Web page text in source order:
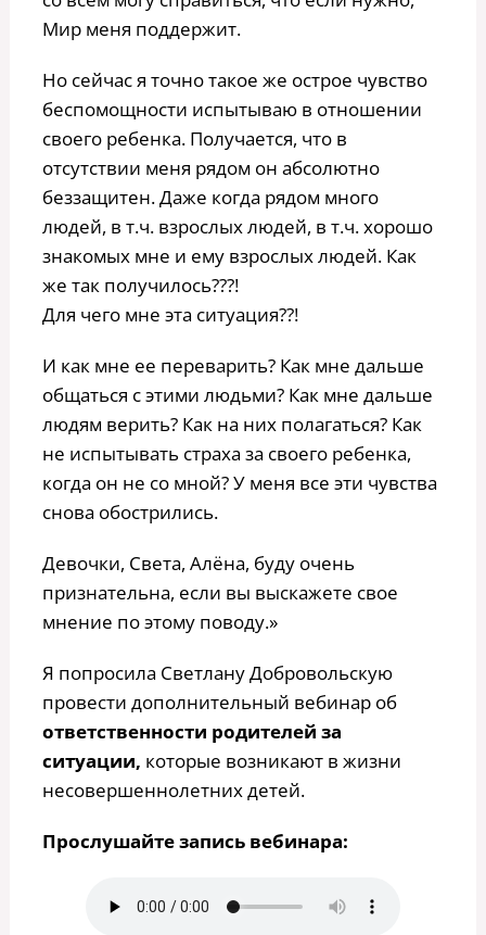
Мир меня поддержит.
Но сейчас я точно такое же острое чувство
беспомощности испытываю в отношении
своего ребенка. Получается, что в
отсутствии меня рядом он абсолютно
беззащитен. Даже когда рядом много
людей, в т.ч. взрослых людей, в т.ч. хорошо
знакомых мне и ему взрослых людей. Как
же так получилось???!
Для чего мне эта ситуация??!
И как мне ее переварить? Как мне дальше
общаться с этими людьми? Как мне дальше
людям верить? Как на них полагаться? Как
не испытывать страха за своего ребенка,
когда он не со мной? У меня все эти чувства
снова обострились.
Девочки, Света, Алёна, буду очень
признательна, если вы выскажете свое
мнение по этому поводу.»
Я попросила Светлану Добровольскую
провести дополнительный вебинар об
ответственности родителей за
ситуации, которые возникают в жизни
несовершеннолетних детей.
Прослушайте запись вебинара: